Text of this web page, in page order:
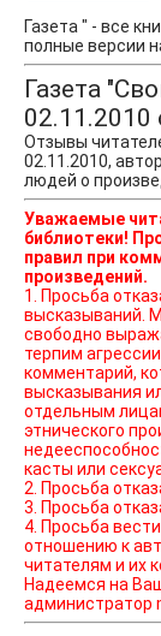
Газета " - все
полные версии
Газета
Отзывы
02.11.2010,
людей о
Уважаемые
библиотеки!
правил при
произведений.
1. Просьба
высказываний. Мы защищаем право наших читателей
свободно
терпим
комментарий,
высказывания
отдельным
этнического
касты или
2. Просьба
3. Просьба
4. Просьба
отношению к
читателям и их
Надеемся на
администратор